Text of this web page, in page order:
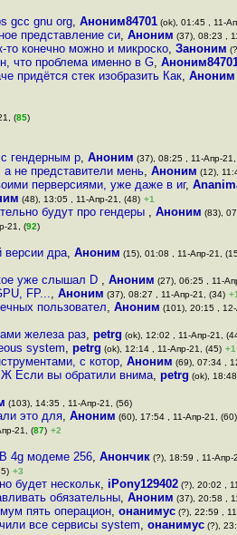
gcc gnu org, Аноним84701 (ok), 01:45 , 11-
представление си, Аноним (37), 08:23 ,
конечно можно и микроско, Заноним
что проблема именно в G,
придётся стек изобразить Как, Аноним
(85)
гендерным р, Аноним (37), 08:25 , 11-Апр-
не представители мень, Аноним (12),
перверсиями, уже даже в иг,
(48), 13:05 , 11-Апр-21, (48) +1
будут про гендеры , Аноним (83),
21, (92)
версии дра, Аноним (15), 01:08 , 11-Апр-21,
уже слышал D , Аноним (27), 06:25 , 11-
FP..., Аноним (37), 08:27 , 11-Апр-21, (34) +1
пользовател, Аноним (101), 20:15 ,
железа раз, petrg (ok), 12:02 , 11-Апр-21,
system, petrg (ok), 12:14 , 11-Апр-21, (45) +1
с котор, Аноним (69), 07:34 ,
Ж Если вы обратили внима, petrg (ok),
(103), 14:35 , 11-Апр-21, (56)
это для, Аноним (60), 17:54 , 11-Апр-21, (60)
21, (87) +2
4g модеме 256, Анончик (?), 18:59 , 11-Апр-
+3
будет нескольк, iPony129402 (?), 20:02 ,
обязательны, Аноним (37), 20:58 ,
пять операцион, онанимус (?), 22:59 ,
все сервисы system, онанимус (?),